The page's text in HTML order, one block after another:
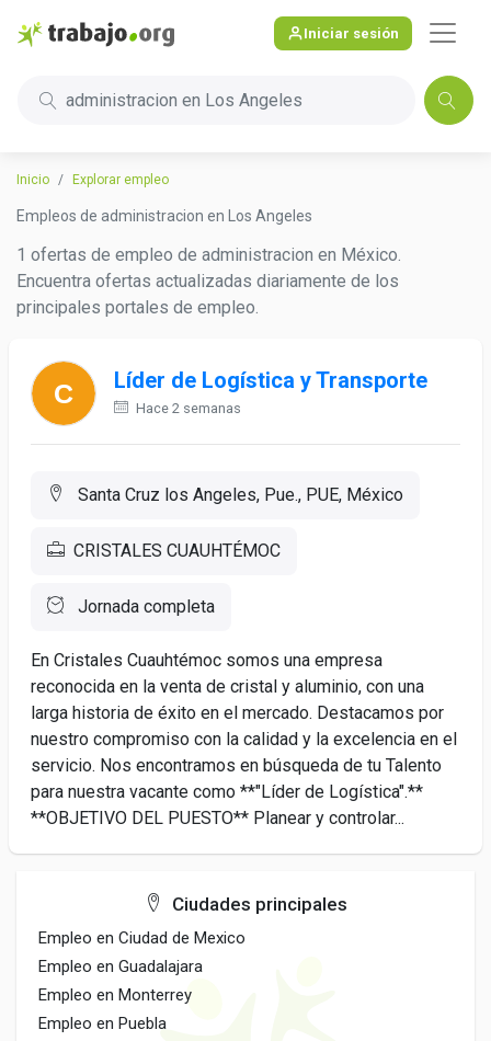
Iniciar sesión
administracion en Los Angeles
Inicio Explorar empleo
Empleos de administracion en Los Angeles
1 ofertas de empleo de administracion en México.
Encuentra ofertas actualizadas diariamente de los
principales portales de empleo.
Líder de Logística y Transporte
Hace 2 semanas
Santa Cruz los Angeles, Pue., PUE, México
CRISTALES CUAUHTÉMOC
Jornada completa
En Cristales Cuauhtémoc somos una empresa
reconocida en la venta de cristal y aluminio, con una
larga historia de éxito en el mercado. Destacamos por
nuestro compromiso con la calidad y la excelencia en el
servicio. Nos encontramos en búsqueda de tu Talento
para nuestra vacante como **"Líder de Logística".**
**OBJETIVO DEL PUESTO** Planear y controlar...
Ciudades principales
Empleo en Ciudad de Mexico
Empleo en Guadalajara
Empleo en Monterrey
Empleo en Puebla